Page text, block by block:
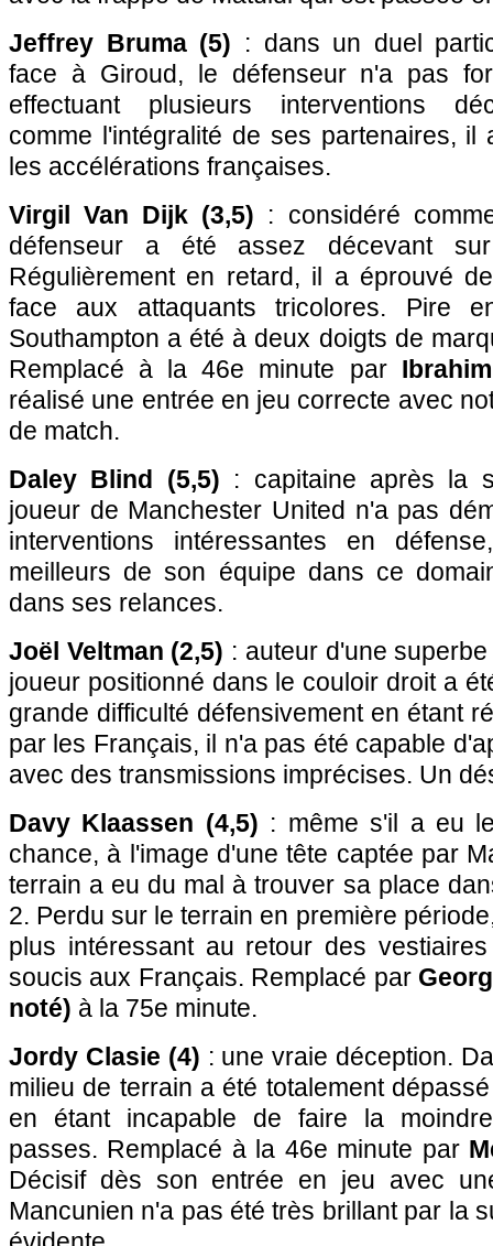
Jeffrey Bruma (5) : dans un duel
face à Giroud, le défenseur n'a pas
effectuant plusieurs interventions
comme l'intégralité de ses partenaires, il
les accélérations françaises.
Virgil Van Dijk (3,5) : considéré
défenseur a été assez décevant
Régulièrement en retard, il a éprouvé
face aux attaquants tricolores. Pire
Southampton a été à deux doigts de
Remplacé à la 46e minute par
réalisé une entrée en jeu correcte avec
de match.
Daley Blind (5,5) : capitaine après la
joueur de Manchester United n'a pas
interventions intéressantes en
meilleurs de son équipe dans ce
dans ses relances.
Joël Veltman (2,5) : auteur d'une
joueur positionné dans le couloir droit a
grande difficulté défensivement en étant
par les Français, il n'a pas été capable
avec des transmissions imprécises. Un
Davy Klaassen (4,5) : même s'il a eu
chance, à l'image d'une tête captée par
terrain a eu du mal à trouver sa place
2. Perdu sur le terrain en première
plus intéressant au retour des
soucis aux Français. Remplacé par
noté) à la 75e minute.
Jordy Clasie (4) : une vraie déception.
milieu de terrain a été totalement
en étant incapable de faire la
passes. Remplacé à la 46e minute par
Décisif dès son entrée en jeu avec
Mancunien n'a pas été très brillant par la